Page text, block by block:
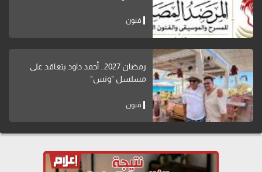
فنون
رمضان 2027.. أحمد داود يتعاقد على
مسلسل "ونس"
فنون